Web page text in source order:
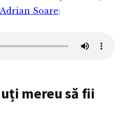
Soare:
mereu să fii